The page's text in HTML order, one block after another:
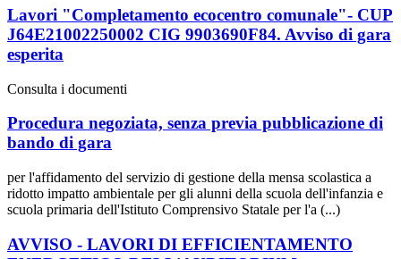
Lavori "Completamento ecocentro comunale"- CUP
J64E21002250002 CIG 9903690F84. Avviso di gara
esperita
Consulta i documenti
Procedura negoziata, senza previa pubblicazione di
bando di gara
per l'affidamento del servizio di gestione della mensa scolastica a
ridotto impatto ambientale per gli alunni della scuola dell'infanzia e
scuola primaria dell'Istituto Comprensivo Statale per l'a (...)
AVVISO - LAVORI DI EFFICIENTAMENTO